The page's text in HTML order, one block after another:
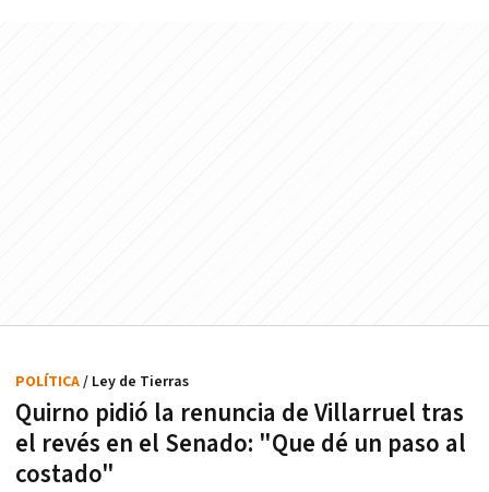
Quirno pidió la renuncia de Villarruel tras
el revés en el Senado: "Que dé un paso al
costado"
POLÍTICA/ Ley de Tierras